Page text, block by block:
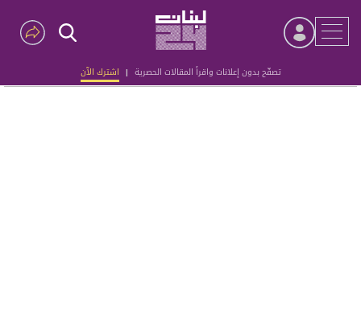
تصفّح بدون إعلانات واقرأ المقالات الحصرية | اشترك الآن
Advertisement